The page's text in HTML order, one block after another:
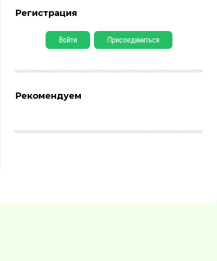
Регистрация
Войти Присоединиться
Рекомендуем